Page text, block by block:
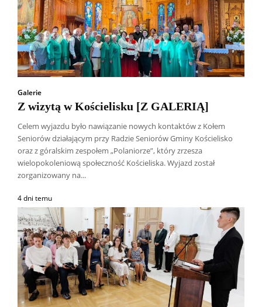
Galerie
Z wizytą w Kościelisku [Z GALERIĄ]
Celem wyjazdu było nawiązanie nowych kontaktów z Kołem
Seniorów działającym przy Radzie Seniorów Gminy Kościelisko
oraz z góralskim zespołem „Polaniorze”, który zrzesza
wielopokoleniową społeczność Kościeliska. Wyjazd został
zorganizowany na...
4 dni temu